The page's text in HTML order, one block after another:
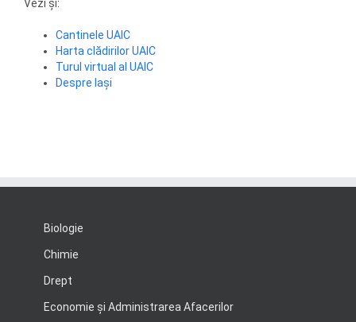
Vezi și:
Cantinele UAIC
Harta clădirilor UAIC
Turul virtual al UAIC
Despre Iași
Biologie
Chimie
Drept
Economie şi Administrarea Afacerilor